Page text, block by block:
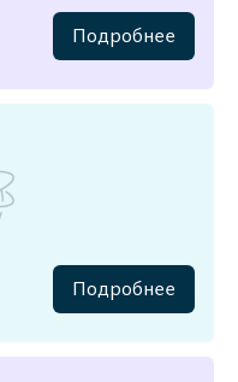
Подробнее
Подробнее